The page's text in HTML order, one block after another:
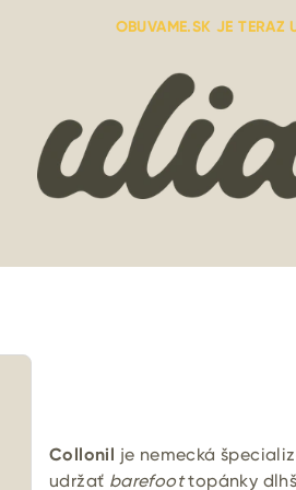
OBUVAME.SK JE TERAZ
Collonil je nemecká
udržať barefoottopánky